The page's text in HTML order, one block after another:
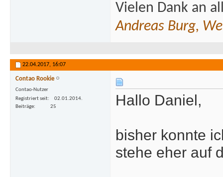
Vielen Dank an
Andreas Burg,
22.04.2017, 16:07
Contao Rookie
Contao-Nutzer
Registriert seit
02.01.2014.
Beiträge
25 Hallo Daniel,
bisher konnte
stehe eher auf